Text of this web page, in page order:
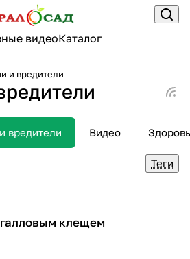
видеоКаталог
и вредители
вредители Видео
Теги
клещем